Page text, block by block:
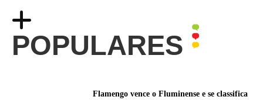
POPULARES
Flamengo vence o Fluminense e se classifica